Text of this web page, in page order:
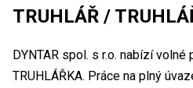
TRUHLÁŘ /
DYNTAR spol. s r.o. nabízí
TRUHLÁŘKA. Práce na plný